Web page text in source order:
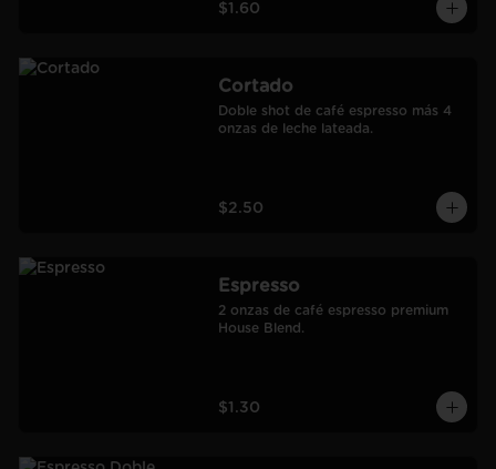
$1.60
Cortado
Doble shot de café espresso más 4
onzas de leche lateada.
$2.50
Espresso
2 onzas de café espresso premium
House Blend.
$1.30